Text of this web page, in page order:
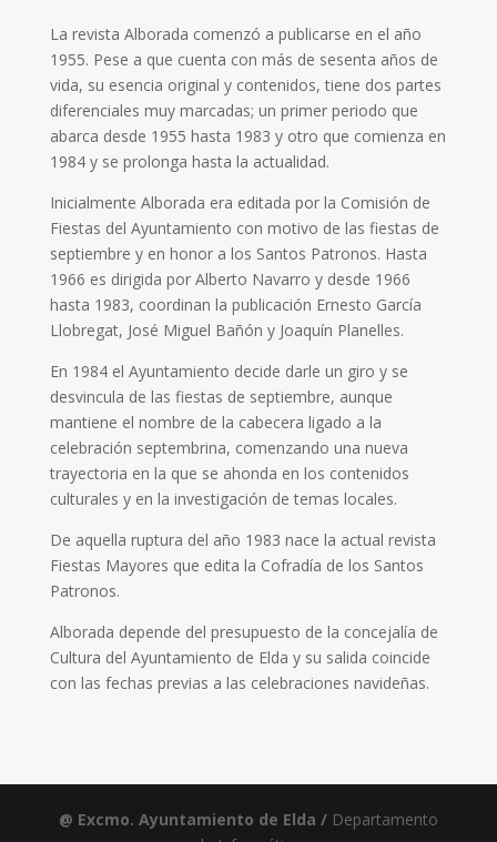
La revista Alborada comenzó a publicarse en el año
1955. Pese a que cuenta con más de sesenta años de
vida, su esencia original y contenidos, tiene dos partes
diferenciales muy marcadas; un primer periodo que
abarca desde 1955 hasta 1983 y otro que comienza en
1984 y se prolonga hasta la actualidad.
Inicialmente Alborada era editada por la Comisión de
Fiestas del Ayuntamiento con motivo de las fiestas de
septiembre y en honor a los Santos Patronos. Hasta
1966 es dirigida por Alberto Navarro y desde 1966
hasta 1983, coordinan la publicación Ernesto García
Llobregat, José Miguel Bañón y Joaquín Planelles.
En 1984 el Ayuntamiento decide darle un giro y se
desvincula de las fiestas de septiembre, aunque
mantiene el nombre de la cabecera ligado a la
celebración septembrina, comenzando una nueva
trayectoria en la que se ahonda en los contenidos
culturales y en la investigación de temas locales.
De aquella ruptura del año 1983 nace la actual revista
Fiestas Mayores que edita la Cofradía de los Santos
Patronos.
Alborada depende del presupuesto de la concejalía de
Cultura del Ayuntamiento de Elda y su salida coincide
con las fechas previas a las celebraciones navideñas.
@ Excmo. Ayuntamiento de Elda / Departamento